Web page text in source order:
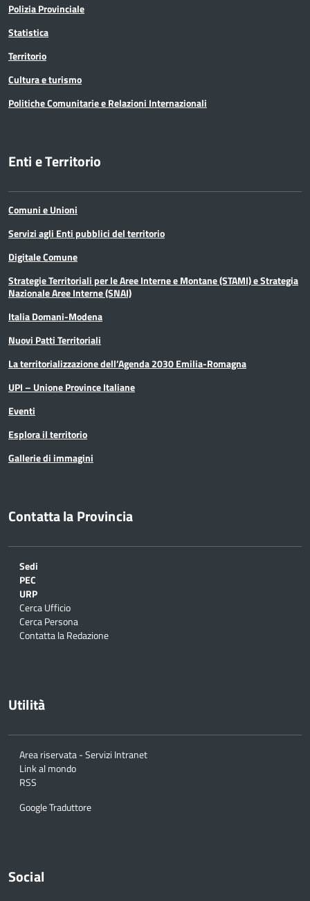
Polizia Provinciale
Statistica
Territorio
Cultura e turismo
Politiche Comunitarie e Relazioni Internazionali
Enti e Territorio
Comuni e Unioni
Servizi agli Enti pubblici del territorio
Digitale Comune
Strategie Territoriali per le Aree Interne e Montane (STAMI) e Strategia
Nazionale Aree Interne (SNAI)
Italia Domani-Modena
Nuovi Patti Territoriali
La territorializzazione dell’Agenda 2030 Emilia-Romagna
UPI – Unione Province Italiane
Eventi
Esplora il territorio
Gallerie di immagini
Contatta la Provincia
Sedi
PEC
URP
Cerca Ufficio
Cerca Persona
Contatta la Redazione
Utilità
Area riservata - Servizi Intranet
Link al mondo
RSS
Google Traduttore
Social